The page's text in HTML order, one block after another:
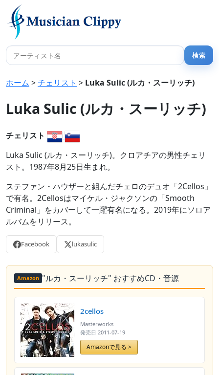
ホーム >チェリスト > Luka Sulic (ルカ・スーリッチ)
Luka Sulic (ルカ・スーリッチ)
チェリスト
Luka Sulic (ルカ・スーリッチ)。クロアチアの男性チェリ
スト。1987年8月25日生まれ。
ステファン・ハウザーと組んだチェロのデュオ「2Cellos」
で有名。2Cellosはマイケル・ジャクソンの「Smooth
Criminal」をカバーして一躍有名になる。2019年にソロア
ルバムをリリース。
Facebook lukasulic
Amazon "ルカ・スーリッチ" おすすめCD・音源
2cellos
Masterworks
発売日 2011-07-19
Amazonで見る >